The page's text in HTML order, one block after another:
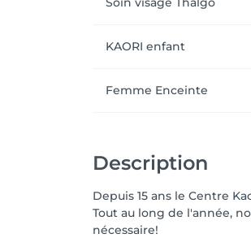
KAORI enfant
Femme Enceinte
Description
Depuis 15 ans le Centre
Tout au long de l'année,
nécessaire!